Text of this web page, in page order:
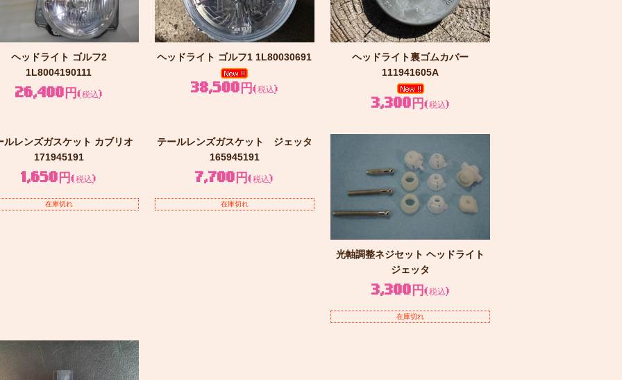
ヘッドライト ゴルフ2
1L8004190111
26,400円(税込)
ヘッドライト ゴルフ1 1L80030691
38,500円(税込)
ヘッドライト裏ゴムカバー
111941605A
3,300円(税込)
ルレンズガスケット カブリオ
171945191
1,650円(税込)
在庫切れ
テールレンズガスケット ジェッタ
165945191
7,700円(税込)
在庫切れ
光軸調整ネジセット ヘッドライト
ジェッタ
3,300円(税込)
在庫切れ